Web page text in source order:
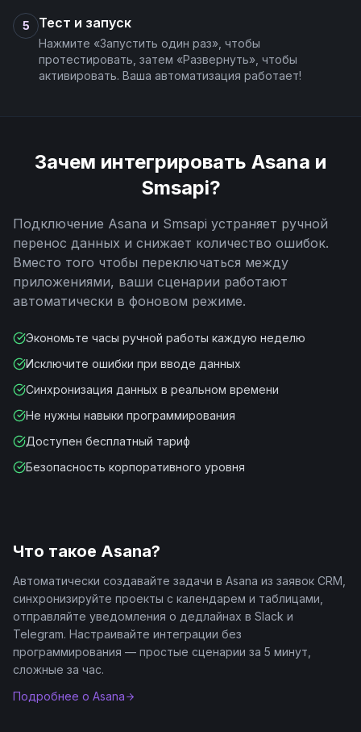
5 Тест и запуск
Нажмите «Запустить один раз», чтобы
протестировать, затем «Развернуть», чтобы
активировать. Ваша автоматизация работает!
Зачем интегрировать Asana и
Smsapi?
Подключение Asana и Smsapi устраняет ручной
перенос данных и снижает количество ошибок.
Вместо того чтобы переключаться между
приложениями, ваши сценарии работают
автоматически в фоновом режиме.
Экономьте часы ручной работы каждую неделю
Исключите ошибки при вводе данных
Синхронизация данных в реальном времени
Не нужны навыки программирования
Доступен бесплатный тариф
Безопасность корпоративного уровня
Что такое Asana?
Автоматически создавайте задачи в Asana из заявок CRM,
синхронизируйте проекты с календарем и таблицами,
отправляйте уведомления о дедлайнах в Slack и
Telegram. Настраивайте интеграции без
программирования — простые сценарии за 5 минут,
сложные за час.
Подробнее о Asana